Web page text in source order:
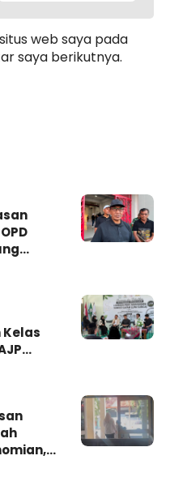
web saya pada
saya berikutnya.
LPM